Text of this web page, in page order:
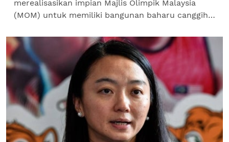
merealisasikan impian Majlis Olimpik Malaysia
(MOM) untuk memiliki bangunan baharu canggih
Menterinya, Hannah...